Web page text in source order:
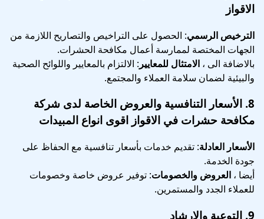
الاقواز
الترخيص الرسمي: الحصول على التراخيص والتصاريح اللازمة من
الجهات المختصة لممارسة أعمال مكافحة الحشرات.
بالاضافة الى ، الامتثال للمعايير : الالتزام بالمعايير واللوائح الصحية
والبيئية لضمان سلامة العملاء والمجتمع.
8. الأسعار التنافسية والعروض الخاصة لدى شركة
مكافحة حشرات في الاقواز اقوى انواع المبيدات
الأسعار العادلة: تقديم خدمات بأسعار تنافسية مع الحفاظ على
جودة الخدمة.
أيضا ، العروض والخصومات: توفير عروض خاصة وخصومات
للعملاء الجدد والمستمرين.
9. التوعية والإرشاد